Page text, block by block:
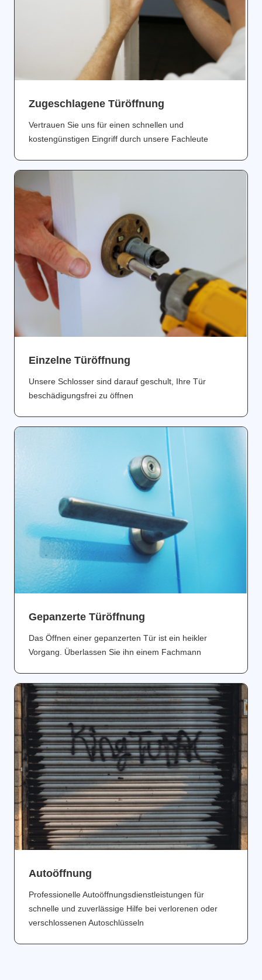
Zugeschlagene Türöffnung
Vertrauen Sie uns für einen schnellen und
kostengünstigen Eingriff durch unsere Fachleute
Einzelne Türöffnung
Unsere Schlosser sind darauf geschult, Ihre Tür
beschädigungsfrei zu öffnen
Gepanzerte Türöffnung
Das Öffnen einer gepanzerten Tür ist ein heikler
Vorgang. Überlassen Sie ihn einem Fachmann
Аutoöffnung
Professionelle Autoöffnungsdienstleistungen für
schnelle und zuverlässige Hilfe bei verlorenen oder
verschlossenen Autoschlüsseln